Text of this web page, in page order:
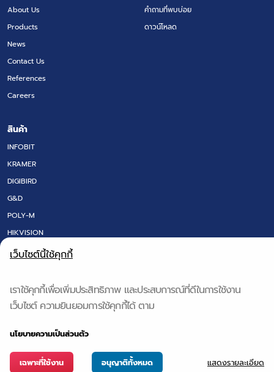
About Us
Products
News
Contact Us
References
Careers
คำถามที่พบบ่อย
ดาวน์โหลด
สินค้า
INFOBIT
KRAMER
DIGIBIRD
G&D
POLY-M
HIKVISION
LED SCREEN
DT RESEARCH
IQ BOARD & Q-NEX
เว็บไซต์นี้ใช้คุกกี้
เราใช้คุกกี้เพื่อเพิ่มประสิทธิภาพ และประสบการณ์ที่ดีในการใช้งาน
เว็บไซต์ ความยินยอมการใช้คุกกี้ได้ ตาม
นโยบายความเป็นส่วนตัว
เฉพาะที่ใช้งาน อนุญาติทั้งหมด แสดงรายละเอียด